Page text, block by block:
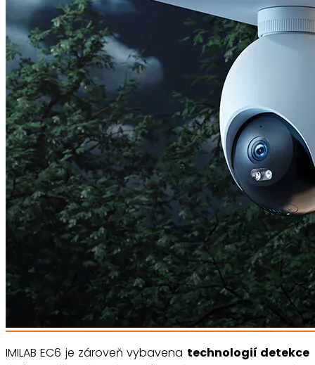
IMILAB EC6 je zároveň vybavena technologií detekce